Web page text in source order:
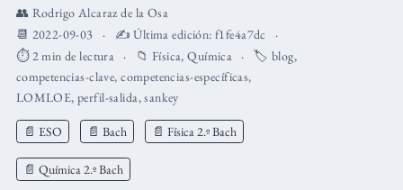
👥 Rodrigo Alcaraz de la Osa
📆 2022-09-03
✍️ Última edición:f1fe4a7dc
⏱️ 2 min de lectura
📁 Física,Química 🏷️ blog,
competencias-clave,competencias-específicas,
LOMLOE,perfil-salida,sankey
📄 ESO 📄 Bach 📄 Física 2.º Bach
📄 Química 2.º Bach